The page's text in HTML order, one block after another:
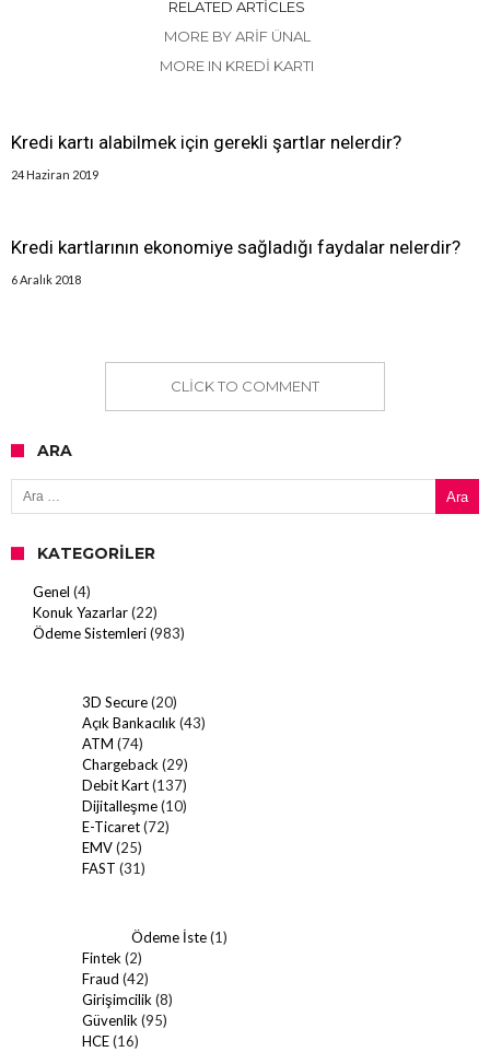
RELATED ARTICLES
MORE BY ARIF ÜNAL
MORE IN KREDI KARTI
Kredi kartı alabilmek için gerekli şartlar nelerdir?
24 Haziran 2019
Kredi kartlarının ekonomiye sağladığı faydalar nelerdir?
6 Aralık 2018
CLICK TO COMMENT
ARA
Arama:
KATEGORILER
Genel (4)
Konuk Yazarlar(22)
Ödeme Sistemleri(983)
3D Secure(20)
Açık Bankacılık(43)
ATM (74)
Chargeback(29)
Debit Kart(137)
Dijitalleşme(10)
E-Ticaret(72)
EMV(25)
FAST (31)
Ödeme İste(1)
Fintek(2)
Fraud (42)
Girişimcilik(8)
Güvenlik(95)
HCE(16)